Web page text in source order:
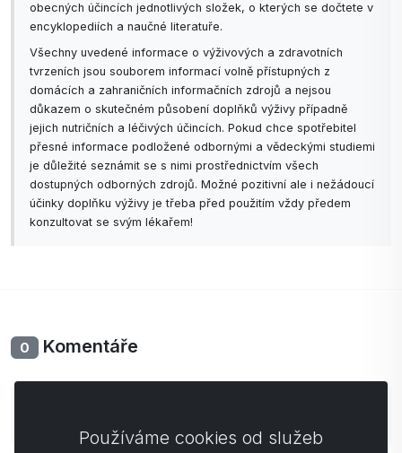
obecných účincích jednotlivých složek, o kterých se dočtete v
encyklopediích a naučné literatuře.
Všechny uvedené informace o výživových a zdravotních
tvrzeních jsou souborem informací volně přístupných z
domácích a zahraničních informačních zdrojů a nejsou
důkazem o skutečném působení doplňků výživy případně
jejich nutričních a léčivých účincích. Pokud chce spotřebitel
přesné informace podložené odbornými a vědeckými studiemi
je důležité seznámit se s nimi prostřednictvím všech
dostupných odborných zdrojů. Možné pozitivní ale i nežádoucí
účinky doplňku výživy je třeba před použitím vždy předem
konzultovat se svým lékařem!
0 Komentáře
Používáme cookies od služeb